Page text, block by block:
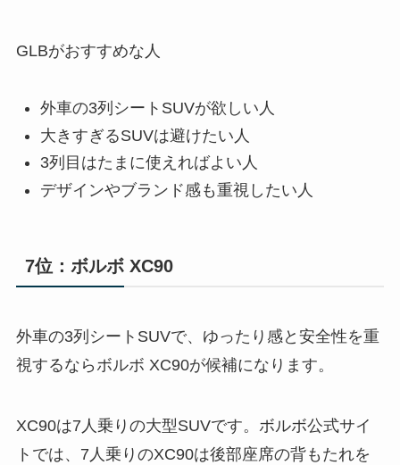
GLBがおすすめな人
外車の3列シートSUVが欲しい人
大きすぎるSUVは避けたい人
3列目はたまに使えればよい人
デザインやブランド感も重視したい人
7位：ボルボ XC90
外車の3列シートSUVで、ゆったり感と安全性を重
視するならボルボ XC90が候補になります。
XC90は7人乗りの大型SUVです。ボルボ公式サイ
トでは、7人乗りのXC90は後部座席の背もたれを